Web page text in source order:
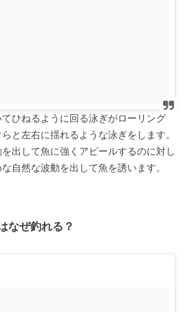
ひねるように回る泳ぎがローリング
と左右に揺れるような泳ぎをします。
出して魚に強くアピールするのに対し
自然な波動を出して魚を誘います。
なぜ釣れる？